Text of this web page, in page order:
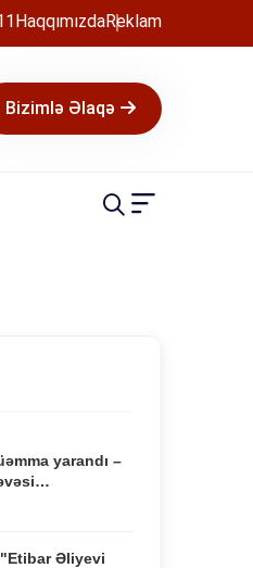
HaqqımızdaReklam
Bizimlə Əlaqə
yarandı –
Əliyevi